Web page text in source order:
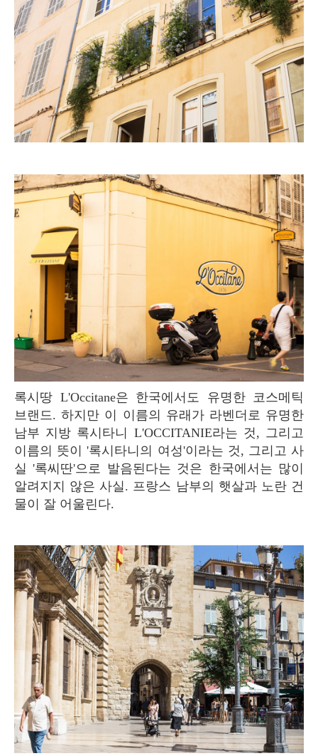
록시땅 L'Occitane은 한국에서도 유명한 코스메틱
브랜드. 하지만 이 이름의 유래가 라벤더로 유명한
남부 지방 록시타니 L'OCCITANIE라는 것, 그리고
이름의 뜻이 '록시타니의 여성'이라는 것, 그리고 사
실 '록씨딴'으로 발음된다는 것은 한국에서는 많이
알려지지 않은 사실. 프랑스 남부의 햇살과 노란 건
물이 잘 어울린다.